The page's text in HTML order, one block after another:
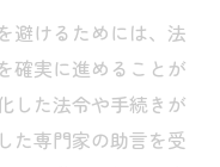
避けるためには、法
確実に進めることが
した法令や手続きが
た専門家の助言を受